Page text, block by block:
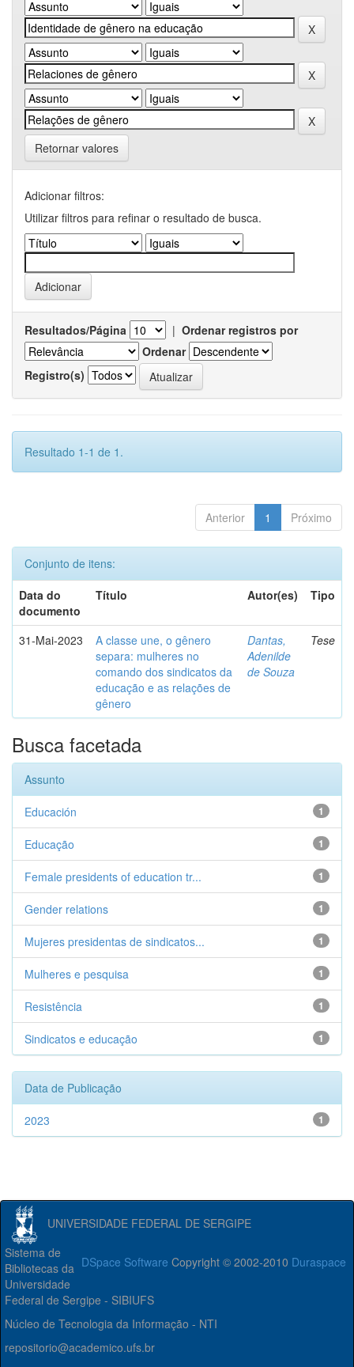
Retornar valores
Adicionar filtros:
Utilizar filtros para refinar o resultado de busca.
Resultados/Página | Ordenar registros por
Ordenar
Registro(s)
Resultado 1-1 de 1.
Anterior 1 Próximo
Conjunto de itens:
Data do
documento
Título Autor(es) Tipo
31-Mai-2023
A classe une, o gênero
separa: mulheres no
comando dos sindicatos da
educação e as relações de
gênero
Dantas,
Adenilde
de Souza
Tese
Busca facetada
Assunto
1
Educación
1
Educação
1
Female presidents of education tr...
1
Gender relations
1
Mujeres presidentas de sindicatos...
1
Mulheres e pesquisa
1
Resistência
1
Sindicatos e educação
Data de Publicação
1
2023
UNIVERSIDADE FEDERAL DE SERGIPE
DSpace Software Copyright © 2002-2010 Duraspace
Sistema de
Bibliotecas da
Universidade
Federal de Sergipe - SIBIUFS
Núcleo de Tecnologia da Informação - NTI
repositorio@academico.ufs.br